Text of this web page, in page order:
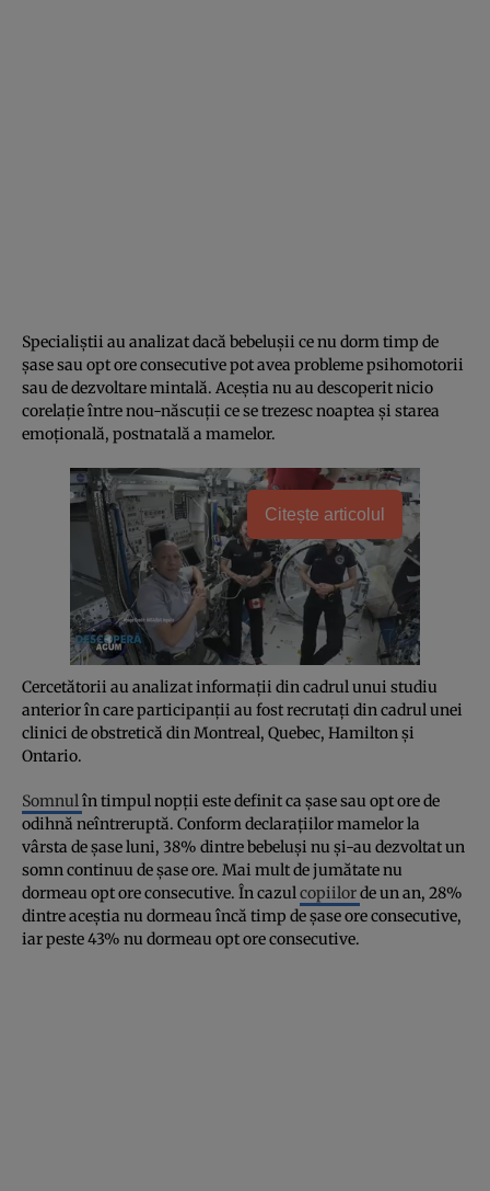
Specialiştii au analizat dacă bebeluşii ce nu dorm timp de
şase sau opt ore consecutive pot avea probleme psihomotorii
sau de dezvoltare mintală. Aceştia nu au descoperit nicio
corelaţie între nou-născuţii ce se trezesc noaptea şi starea
emoţională, postnatală a mamelor.
Citește articolul
Cercetătorii au analizat informaţii din cadrul unui studiu
anterior în care participanţii au fost recrutaţi din cadrul unei
clinici de obstretică din Montreal, Quebec, Hamilton şi
Ontario.
Somnulîn timpul nopţii este definit ca şase sau opt ore de
odihnă neîntreruptă. Conform declaraţiilor mamelor la
vârsta de şase luni, 38% dintre bebeluşi nu şi-au dezvoltat un
somn continuu de şase ore. Mai mult de jumătate nu
dormeau opt ore consecutive. În cazulcopiilorde un an, 28%
dintre aceştia nu dormeau încă timp de şase ore consecutive,
iar peste 43% nu dormeau opt ore consecutive.